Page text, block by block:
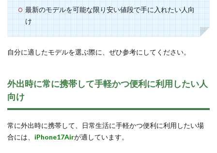
最新のモデルを可能な限り安い値段で手に入れたい人向
け
自分に適したモデルを選ぶ際に、ぜひ参考にしてください。
外出時に常に携帯して手軽かつ便利に利用したい人
向け
常に外出時に携帯して、日常生活に手軽かつ便利に利用したい場
合には、 iPhone17Airが適しています。